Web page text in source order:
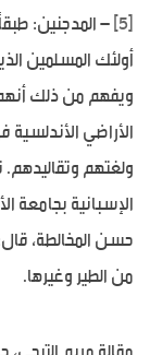
[5] – المدجنين:
أولئك المسلمين
ويفهم من ذلك
الأراضي
ولغتهم
الإسبانية بجامعة
حسن المخالطة،
من الطير وغيرها.